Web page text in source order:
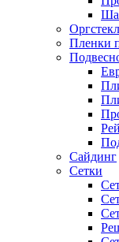
Пленки
Сайдинг
Сетки